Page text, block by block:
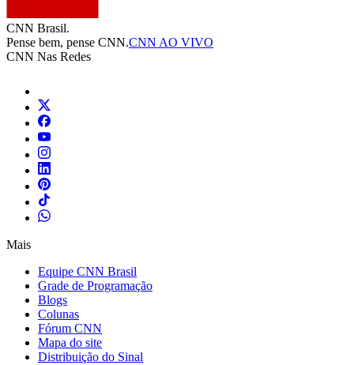
CNN Brasil.
Pense bem, pense CNN.CNN AO VIVO
CNN Nas Redes
Mais
Equipe CNN Brasil
Grade de Programação
Blogs
Colunas
Fórum CNN
Mapa do site
Distribuição do Sinal